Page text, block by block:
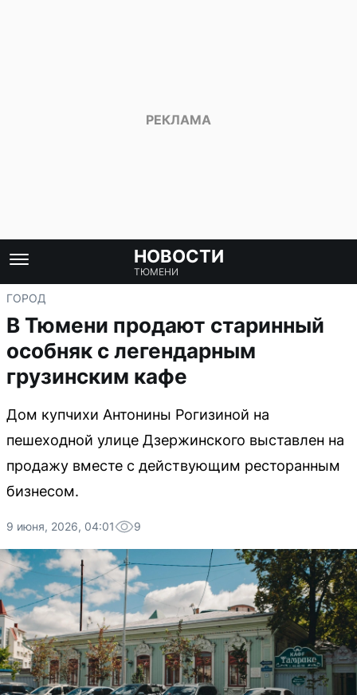
НОВОСТИ
ТЮМЕНИ
ГОРОД
В Тюмени продают старинный
особняк с легендарным
грузинским кафе
Дом купчихи Антонины Рогизиной на
пешеходной улице Дзержинского выставлен на
продажу вместе с действующим ресторанным
бизнесом.
9 июня, 2026, 04:01 9